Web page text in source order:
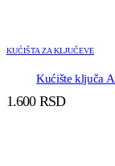
KUĆIŠTA ZA KLJUČEVE
Kućište ključa
1.600 RSD